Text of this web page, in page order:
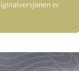
er